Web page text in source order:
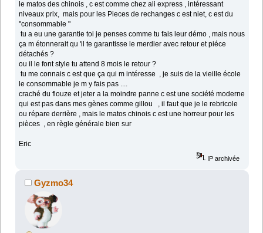
le matos des chinois , c est comme chez ali express , intéressant
niveaux prix, mais pour les Pieces de rechanges c est niet, c est du
"consommable "
tu a eu une garantie toi je penses comme tu fais leur démo , mais nous
ça m étonnerait qu 'il te garantisse le merdier avec retour et piéce
détachés ?
ou il le font style tu attend 8 mois le retour ?
tu me connais c est que ça qui m intéresse , je suis de la vieille école
le consommable je m y fais pas ....
craché du flouze et jeter a la moindre panne c est une société moderne
qui est pas dans mes gènes comme gillou , il faut que je le rebricole
ou répare derrière , mais le matos chinois c est une horreur pour les
pièces , en règle générale bien sur
Eric
IP archivée
Gyzmo34